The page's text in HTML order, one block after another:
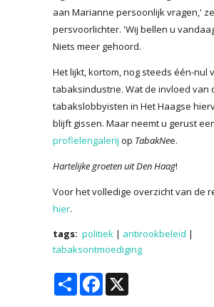
aan Marianne persoonlijk vragen,'
persvoorlichter. 'Wij bellen u
Niets meer gehoord.
Het lijkt, kortom, nog steeds één-nul
tabaksindustrie. Wat de invloed van
tabakslobbyisten in Het Haagse
blijft gissen. Maar neemt u gerust
profielengalerij op TabakNee.
Hartelijke groeten uit Den Haag!
Voor het volledige overzicht van de
hier.
tags: politiek | antirookbeleid |
tabaksontmoediging
Share Facebook